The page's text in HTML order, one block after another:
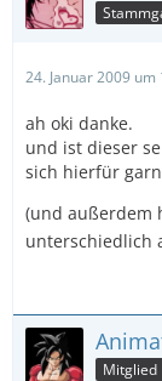
24. Januar 2009 um
ah oki danke.
und ist dieser
sich hierfür
(und außerdem
unterschiedlich
Mitglied